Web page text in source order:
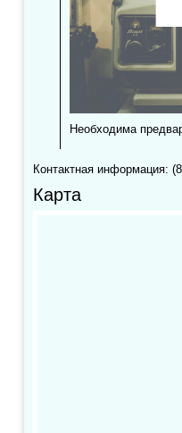
Необходима
Контактная информация:
Карта